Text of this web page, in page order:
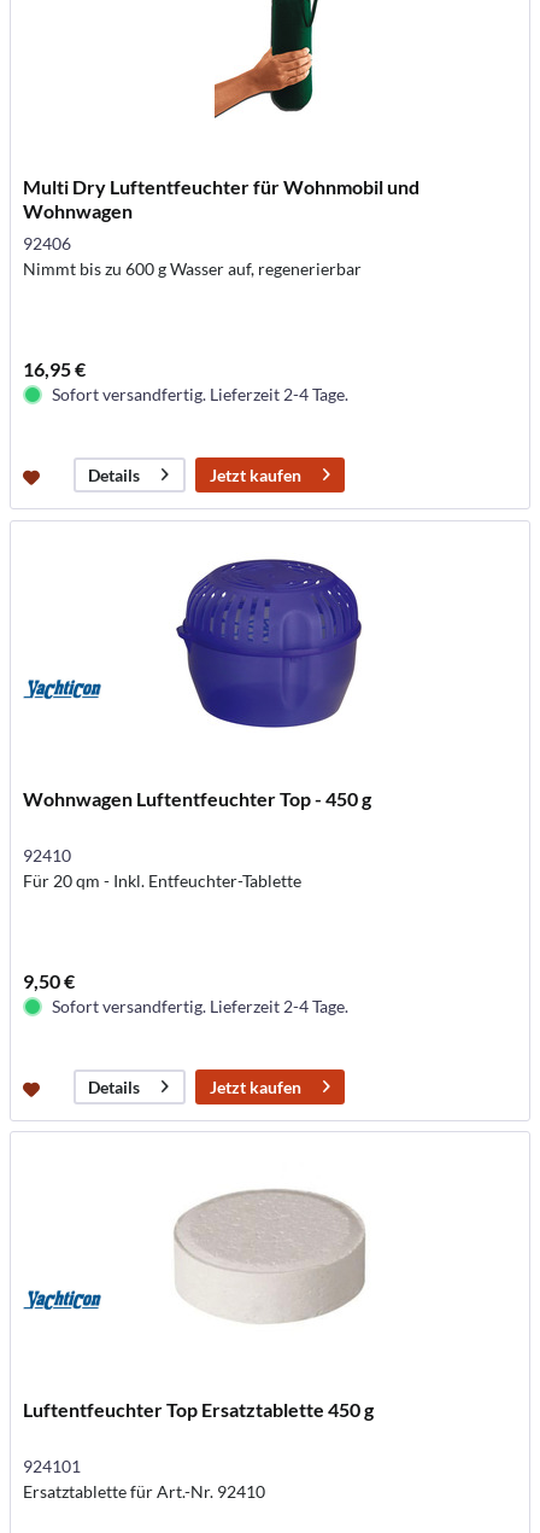
Multi Dry Luftentfeuchter für Wohnmobil und
Wohnwagen
92406
Nimmt bis zu 600 g Wasser auf, regenerierbar
16,95 €
Sofort versandfertig. Lieferzeit 2-4 Tage.
Details Jetzt kaufen
Wohnwagen Luftentfeuchter Top - 450 g
92410
Für 20 qm - Inkl. Entfeuchter-Tablette
9,50 €
Sofort versandfertig. Lieferzeit 2-4 Tage.
Details Jetzt kaufen
Luftentfeuchter Top Ersatztablette 450 g
924101
Ersatztablette für Art.-Nr. 92410